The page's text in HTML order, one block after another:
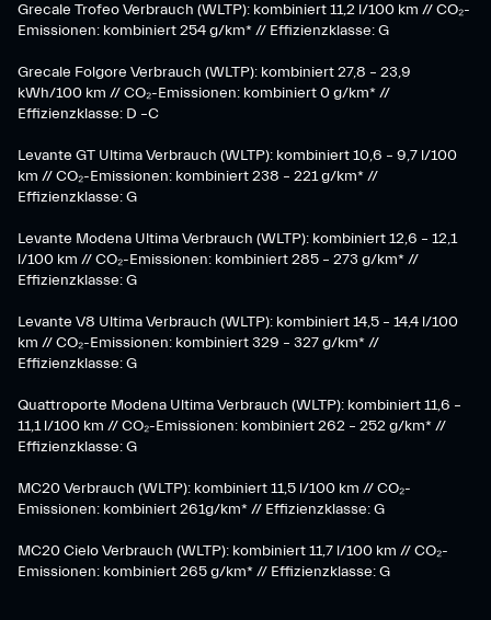
Grecale Trofeo Verbrauch (WLTP): kombiniert 11,2 l/100 km // CO₂-
Emissionen: kombiniert 254 g/km* // Effizienzklasse: G
Grecale Folgore Verbrauch (WLTP): kombiniert 27,8 – 23,9
kWh/100 km // CO₂-Emissionen: kombiniert 0 g/km* //
Effizienzklasse: D –C
Levante GT Ultima Verbrauch (WLTP): kombiniert 10,6 – 9,7 l/100
km // CO₂-Emissionen: kombiniert 238 – 221 g/km* //
Effizienzklasse: G
Levante Modena Ultima Verbrauch (WLTP): kombiniert 12,6 – 12,1
l/100 km // CO₂-Emissionen: kombiniert 285 – 273 g/km* //
Effizienzklasse: G
Levante V8 Ultima Verbrauch (WLTP): kombiniert 14,5 – 14,4 l/100
km // CO₂-Emissionen: kombiniert 329 – 327 g/km* //
Effizienzklasse: G
Quattroporte Modena Ultima Verbrauch (WLTP): kombiniert 11,6 –
11,1 l/100 km // CO₂-Emissionen: kombiniert 262 – 252 g/km* //
Effizienzklasse: G
MC20 Verbrauch (WLTP): kombiniert 11,5 l/100 km // CO₂-
Emissionen: kombiniert 261g/km* // Effizienzklasse: G
MC20 Cielo Verbrauch (WLTP): kombiniert 11,7 l/100 km // CO₂-
Emissionen: kombiniert 265 g/km* // Effizienzklasse: G